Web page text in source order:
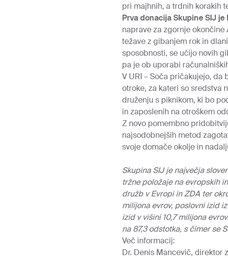
pri majhnih, a trdnih korakih
Prva donacija Skupine SIJ
naprave za zgornje
težave z gibanjem rok in
sposobnosti, se učijo novih
pa je ob uporabi
V URI – Soča pričakujejo, da
otroke, za kateri so sredstva
druženju s piknikom, ki bo
in zaposlenih na otroškem
Z novo pomembno
najsodobnejših metod
svoje domače okolje in
Skupina SIJ je največja
tržne položaje na evropskih
družb v Evropi in ZDA ter
milijona evrov, poslovni izid
izid v višini 10,7 milijona
na 87,3 odstotka, s čimer se
Več informacij:
Dr. Denis Mancevič, direktor